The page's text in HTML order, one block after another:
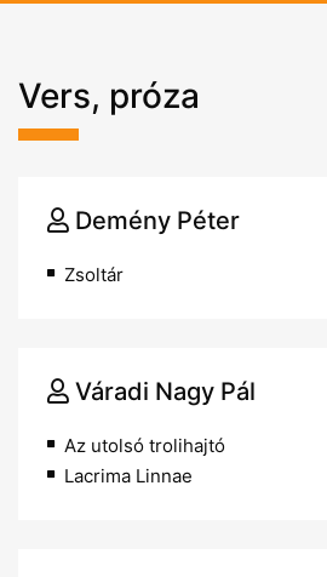
Vers, próza
Demény Péter
Zsoltár
Váradi Nagy Pál
Az utolsó trolihajtó
Lacrima Linnae